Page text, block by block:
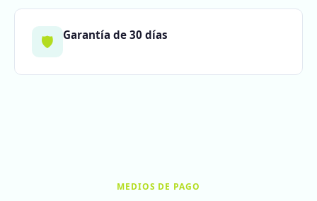
🛡️ Garantía de 30 días
MEDIOS DE PAGO